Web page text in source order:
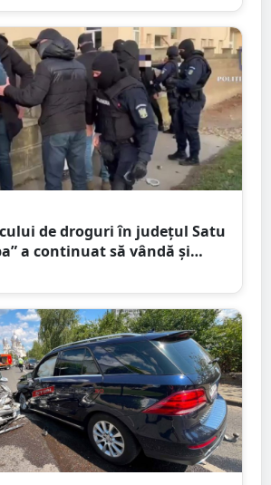
de droguri în județul Satu
a continuat să vândă și
prins